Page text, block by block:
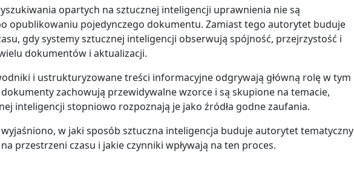
opartych na sztucznej inteligencji uprawnienia nie są
opublikowaniu pojedynczego dokumentu. Zamiast tego autorytet buduje
gdy systemy sztucznej inteligencji obserwują spójność, przejrzystość i
dokumentów i aktualizacji.
i ustrukturyzowane treści informacyjne odgrywają główną rolę w tym
zachowują przewidywalne wzorce i są skupione na temacie,
inteligencji stopniowo rozpoznają je jako źródła godne zaufania.
w jaki sposób sztuczna inteligencja buduje autorytet tematyczny
przestrzeni czasu i jakie czynniki wpływają na ten proces.